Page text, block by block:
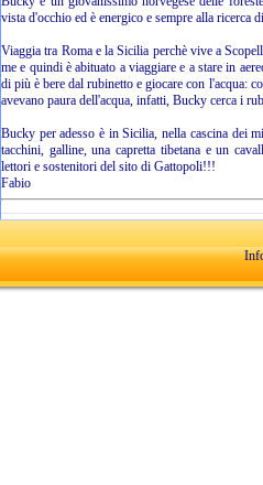
vista d'occhio ed è energico e sempre alla ricerca
Viaggia tra Roma e la Sicilia perchè vive a
me e quindi è abituato a viaggiare e a stare in
di più è bere dal rubinetto e giocare con l'acqua:
avevano paura dell'acqua, infatti, Bucky cerca i
Bucky per adesso è in Sicilia, nella cascina dei
tacchini, galline, una capretta tibetana e un
lettori e sostenitori del sito di Gattopoli!!!
Fabio